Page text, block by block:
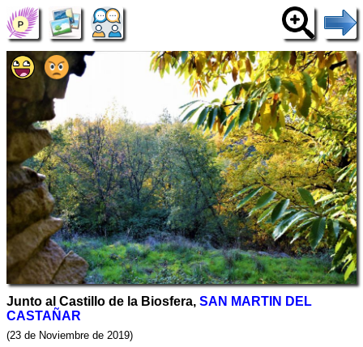
Junto al Castillo de la Biosfera, SAN MARTIN DEL
CASTAÑAR
(23 de Noviembre de 2019)